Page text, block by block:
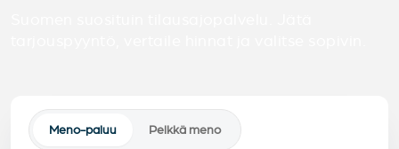
Meno-paluu Pelkkä meno